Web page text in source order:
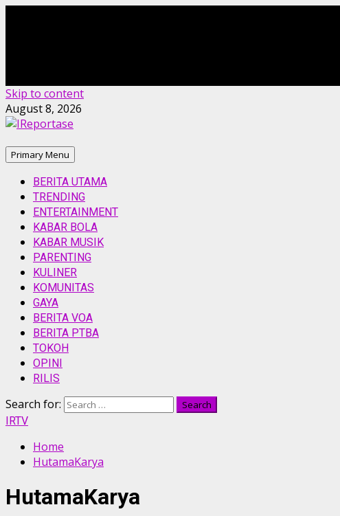
Skip to content
August 8, 2026
Primary Menu
BERITA UTAMA
TRENDING
ENTERTAINMENT
KABAR BOLA
KABAR MUSIK
PARENTING
KULINER
KOMUNITAS
GAYA
BERITA VOA
BERITA PTBA
TOKOH
OPINI
RILIS
Search for:
IRTV
Home
HutamaKarya
HutamaKarya